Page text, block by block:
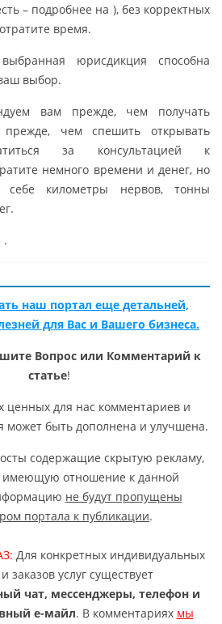
– подробнее на ), без корректных
время.
юрисдикция способна
выбор.
вам прежде, чем получать
прежде, чем спешить открывать
за консультацией к
немного времени и денег, но
себе километры нервов, тонны
.
наш портал еще детальней,
для Вас и Вашего бизнеса.
Вопрос или Комментарий к
статье!
ценных для нас комментариев и
может быть дополнена и улучшена.
содержащие скрытую рекламу,
имеющую отношение к данной
не будут пропущены
портала к публикации.
Для конкретных индивидуальных
заказов услуг существует
чат, мессенджеры, телефон и
е-майл. В комментариях мы